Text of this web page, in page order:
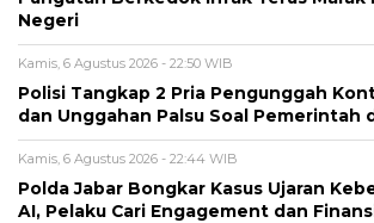
Negeri
Kamis, 6 Agustus 2026 - 22:50 WIB
Polisi Tangkap 2 Pria Pengunggah
dan Unggahan Palsu Soal Pemerintah
Kamis, 6 Agustus 2026 - 22:44 WIB
Polda Jabar Bongkar Kasus Ujaran
AI, Pelaku Cari Engagement dan